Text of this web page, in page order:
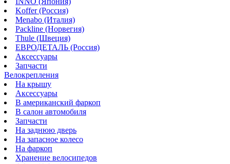
Koffer (Россия)
Menabo (Италия)
Packline (Норвегия)
Thule (Швеция)
ЕВРОДЕТАЛЬ (Россия)
Аксессуары
Запчасти
Велокрепления
На крышу
Аксессуары
В американский фаркоп
В салон автомобиля
Запчасти
На заднюю дверь
На запасное колесо
На фаркоп
Хранение велосипедов